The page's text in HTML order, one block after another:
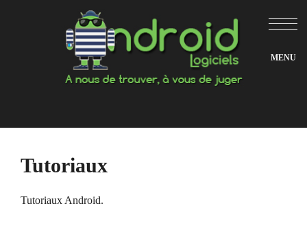
Tutoriaux
Tutoriaux Android.